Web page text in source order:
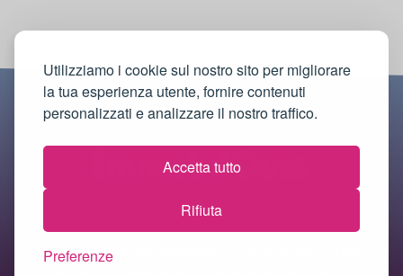
Utilizziamo i cookie sul nostro sito per migliorare
la tua esperienza utente, fornire contenuti
personalizzati e analizzare il nostro traffico.
Accetta tutto
Rifiuta
Preferenze
© 2018-2026 Immobilquiz.it |